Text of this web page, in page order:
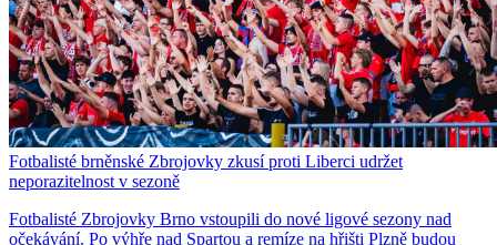
Fotbalisté brněnské Zbrojovky zkusí proti Liberci udržet
neporazitelnost v sezoně
Fotbalisté Zbrojovky Brno vstoupili do nové ligové sezony nad
očekávání. Po výhře nad Spartou a remíze na hřišti Plzně budou